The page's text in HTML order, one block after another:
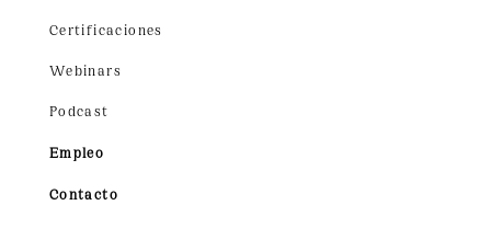
Certificaciones
Webinars
Podcast
Empleo
Contacto